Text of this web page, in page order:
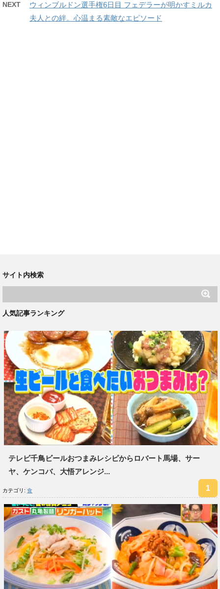
NEXT
ウィンブルドン選手権6日目 フェデラーが明かすミルカ
夫人との絆。心温まる素敵なエピソード
サイト内検索
人気記事ランキング
テレビ千鳥ビールおつまみレシピからロバート馬場、サー
ヤ、ケンコバ、大悟アレンジ...
カテゴリ: 食